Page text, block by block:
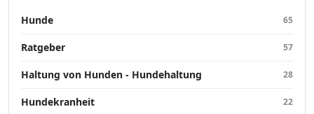
Hunde 65
Ratgeber 57
Haltung von Hunden - Hundehaltung 28
Hundekranheit 22